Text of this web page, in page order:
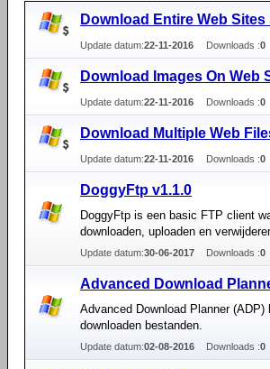
Download Entire Web Sites
Update datum:22-11-2016 Downloads :0
Download Images On Web
Update datum:22-11-2016 Downloads :0
Download Multiple Web
Update datum:22-11-2016 Downloads :0
DoggyFtp v1.1.0
DoggyFtp is een basic FTP client
downloaden, uploaden en
Update datum:30-06-2017 Downloads :0
Advanced Download
Advanced Download Planner
downloaden bestanden.
Update datum:02-08-2016 Downloads :0